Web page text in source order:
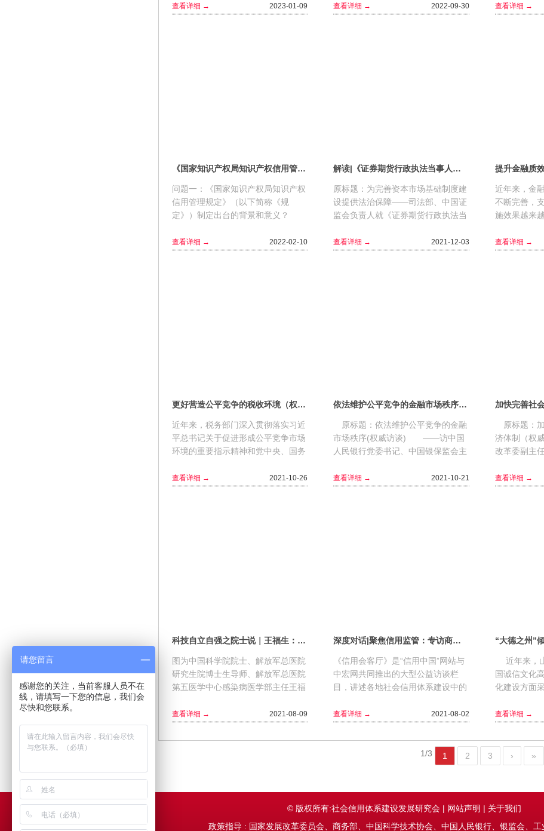
积极推进信用赋能公共资源交易...
查看详细 → 2023-01-09
布会，介绍《规划》实施...
查看详细 → 2022-09-30
长朱岩接受
查看详细 →
《国家知识产权局知识产权信用管理规定》一问一答
问题一：《国家知识产权局知识产权
信用管理规定》（以下简称《规
定》）制定出台的背景和意义？
二十五次集体学习讲话时，明确指
查看详细 → 2022-02-10
解读|《证券期货行政执法当事人承诺制度实施办法》
原标题：为完善资本市场基础制度建
设提供法治保障——司法部、中国证
监会负责人就《证券期货行政执法当
记者问 问：什么是证券期货行
查看详细 → 2021-12-03
提升金融质
近年来，金
不断完善，
施效果越来
用？记者采
查看详细 →
更好营造公平竞争的税收环境（权威访谈）——访国家税务总局局长王军
近年来，税务部门深入贯彻落实习近
平总书记关于促进形成公平竞争市场
环境的重要指示精神和党中央、国务
用，持续激发市场主体活力...
查看详细 → 2021-10-26
依法维护公平竞争的金融市场秩序(权威访谈)
原标题：依法维护公平竞争的金融
市场秩序(权威访谈) ——访中国
人民银行党委书记、中国银保监会主
心，是推动经济社会发展的重要力
查看详细 → 2021-10-21
原标题：
济体制（权
改革委副
个伟大创举
查看详细 →
科技自立自强之院士说｜王福生：做科研首先要以诚信为本
图为中国科学院院士、解放军总医院
研究生院博士生导师、解放军总医院
第五医学中心感染病医学部主任王福
康，人民军医保驾护航。近日，...
查看详细 → 2021-08-09
深度对话|聚焦信用监管：专访商务部信用研究所所长韩家平
《信用会客厅》是“信用中国”网站与
中宏网共同推出的大型公益访谈栏
目，讲述各地社会信用体系建设中的
望未来，让守信精神得以...
查看详细 → 2021-08-02
近年来，
国诚信文化
化建设方面
成效，诚信
查看详细 →
1/3 1 2 3 › »
© 版权所有:社会信用体系建设发展研究会 | 网站声明 | 关于我们
政策指导 : 国家发展改革委员会、商务部、中国科学技术协会、中国人民银行、银监会、工
请您留言
感谢您的关注，当前客服人员不在
线，请填写一下您的信息，我们会
尽快和您联系。